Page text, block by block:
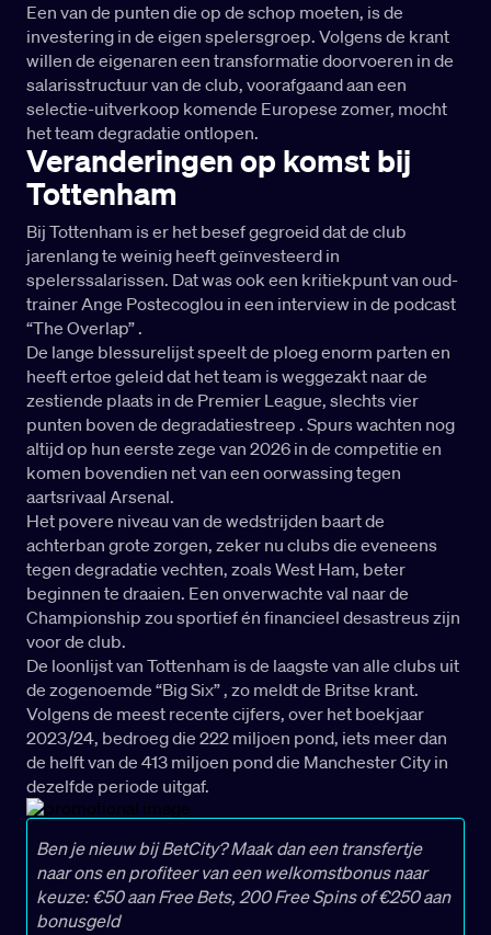
Een van de punten die op de schop moeten, is de
investering in de eigen spelersgroep. Volgens de krant
willen de eigenaren een transformatie doorvoeren in de
salarisstructuur van de club, voorafgaand aan een
selectie-uitverkoop komende Europese zomer, mocht
het team degradatie ontlopen.
Veranderingen op komst bij
Tottenham
Bij Tottenham is er het besef gegroeid dat de club
jarenlang te weinig heeft geïnvesteerd in
spelerssalarissen. Dat was ook een kritiekpunt van oud-
trainer Ange Postecoglou in een interview in de podcast
“The Overlap”.
De lange blessurelijst speelt de ploeg enorm parten en
heeft ertoe geleid dat het team is weggezakt naar de
zestiende plaats in de Premier League, slechts vier
punten boven de degradatiestreep . Spurs wachten nog
altijd op hun eerste zege van 2026 in de competitie en
komen bovendien net van een oorwassing tegen
aartsrivaal Arsenal.
Het povere niveau van de wedstrijden baart de
achterban grote zorgen, zeker nu clubs die eveneens
tegen degradatie vechten, zoals West Ham, beter
beginnen te draaien. Een onverwachte val naar de
Championship zou sportief én financieel desastreus zijn
voor de club.
De loonlijst van Tottenham is de laagste van alle clubs uit
de zogenoemde “Big Six” , zo meldt de Britse krant.
Volgens de meest recente cijfers, over het boekjaar
2023/24, bedroeg die 222 miljoen pond, iets meer dan
de helft van de 413 miljoen pond die Manchester City in
dezelfde periode uitgaf.
Ben je nieuw bij BetCity? Maak dan een transfertje
naar ons en profiteer van een welkomstbonus naar
keuze: €50 aan Free Bets, 200 Free Spins of €250 aan
bonusgeld